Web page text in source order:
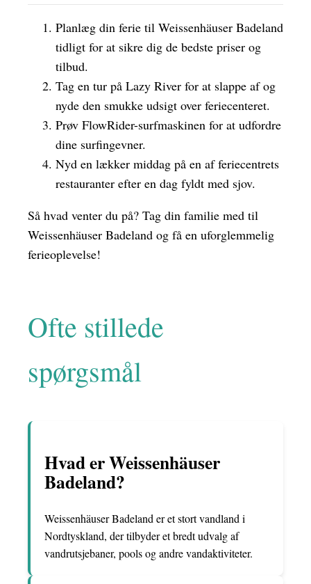
Planlæg din ferie til Weissenhäuser Badeland
tidligt for at sikre dig de bedste priser og
tilbud.
Tag en tur på Lazy River for at slappe af og
nyde den smukke udsigt over feriecenteret.
Prøv FlowRider-surfmaskinen for at udfordre
dine surfingevner.
Nyd en lækker middag på en af feriecentrets
restauranter efter en dag fyldt med sjov.
Så hvad venter du på? Tag din familie med til
Weissenhäuser Badeland og få en uforglemmelig
ferieoplevelse!
Ofte stillede
spørgsmål
Hvad er Weissenhäuser
Badeland?
Weissenhäuser Badeland er et stort vandland i
Nordtyskland, der tilbyder et bredt udvalg af
vandrutsjebaner, pools og andre vandaktiviteter.